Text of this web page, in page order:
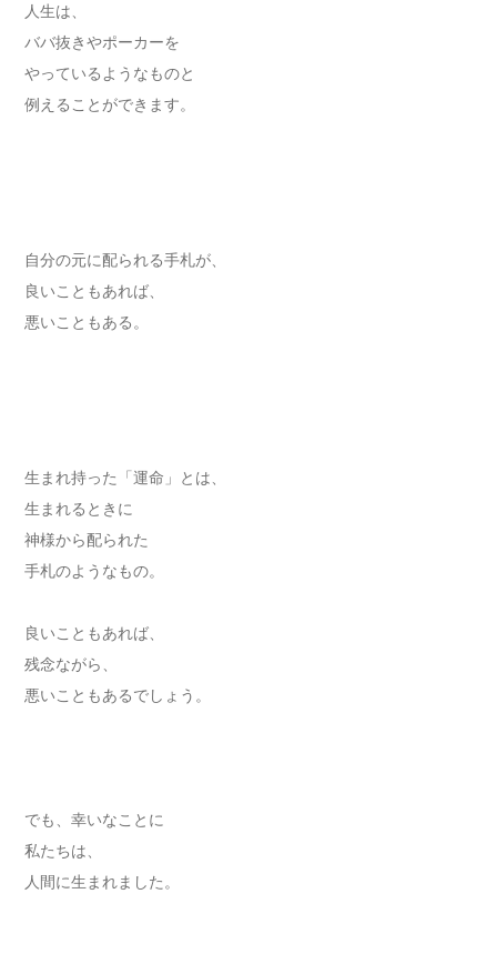
人生は、
ババ抜きやポーカーを
やっているようなものと
例えることができます。
自分の元に配られる手札が、
良いこともあれば、
悪いこともある。
生まれ持った「運命」とは、
生まれるときに
神様から配られた
手札のようなもの。
良いこともあれば、
残念ながら、
悪いこともあるでしょう。
でも、幸いなことに
私たちは、
人間に生まれました。